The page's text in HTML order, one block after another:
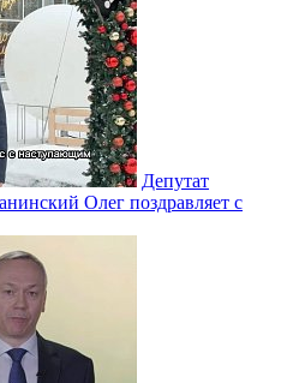
Депутат
Олег поздравляет с